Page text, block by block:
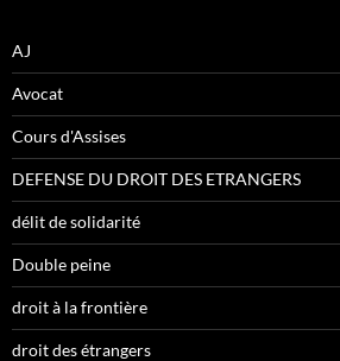
AJ
Avocat
Cours d'Assises
DEFENSE DU DROIT DES ETRANGERS
délit de solidarité
Double peine
droit à la frontière
droit des étrangers